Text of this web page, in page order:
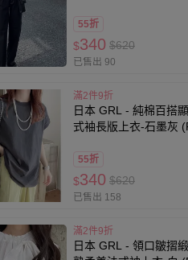
55折
$340 $620
已售出 90
滿2件9折
日本 GRL - 純棉百搭
式袖長版上衣-石墨灰
55折
$340 $620
已售出 158
滿2件9折
日本 GRL - 領口皺摺